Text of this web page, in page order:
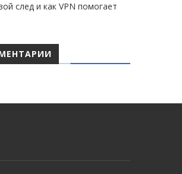
след и как VPN помогает